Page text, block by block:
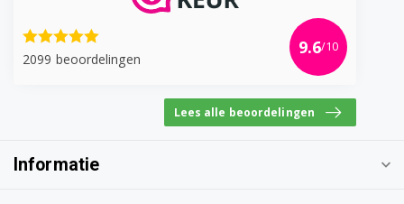
2099 beoordelingen
9.6/10
Lees alle beoordelingen
Informatie